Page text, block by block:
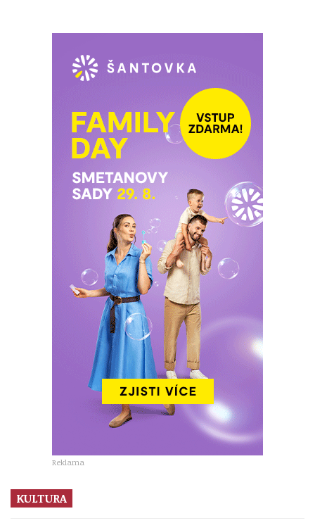
Reklama
KULTURA